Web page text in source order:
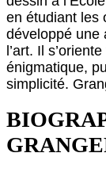
en étudiant les
développé une
l’art. Il
énigmatique,
simplicité.